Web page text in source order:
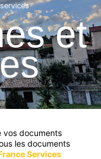
et
vos documents
les documents
Services